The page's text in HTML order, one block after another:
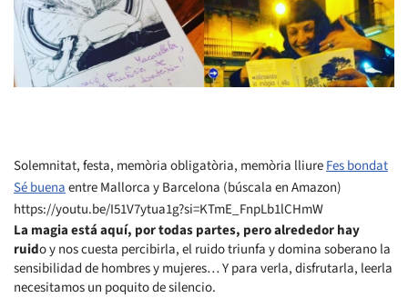
Solemnitat, festa, memòria obligatòria, memòria lliureFes bondat
Sé buenaentre Mallorca y Barcelona (búscala en Amazon)
https://youtu.be/I51V7ytua1g?si=KTmE_FnpLb1lCHmW
La magia está aquí, por todas partes, pero alrededor hay
ruido y nos cuesta percibirla, el ruido triunfa y domina soberano la
sensibilidad de hombres y mujeres… Y para verla, disfrutarla, leerla
necesitamos un poquito de silencio.